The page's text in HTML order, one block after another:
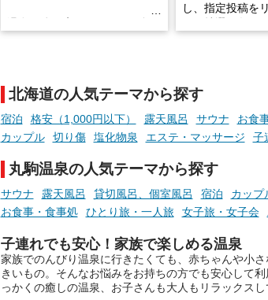
手相やタロットなど気軽に楽し
める占いで、“ととのう”おふろ
時間を、もっと特別に。
し、指定投稿を
北海道の人気テーマから探す
宿泊 格安（1,000円以下） 露天風呂 サウナ お食
カップル
切り傷 塩化物泉 エステ・マッサージ 子
丸駒温泉の人気テーマから探す
サウナ 露天風呂 貸切風呂、個室風呂 宿泊 カップ
お食事・食事処
ひとり旅・一人旅 女子旅・女子会
子連れでも安心！家族で楽しめる温泉
家族でのんびり温泉に行きたくても、赤ちゃんや小
きいもの。そんなお悩みをお持ちの方でも安心して
っかくの癒しの温泉、お子さんも大人もリラックス